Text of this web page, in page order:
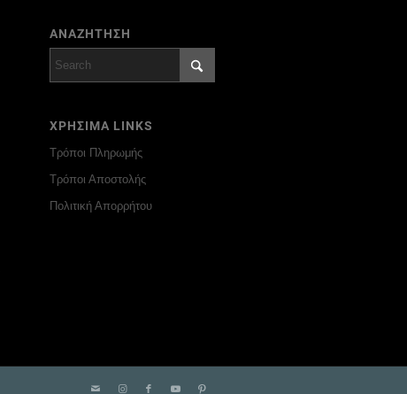
ΑΝΑΖΗΤΗΣΗ
ΧΡΗΣΙΜΑ LINKS
Τρόποι Πληρωμής
Τρόποι Αποστολής
Πολιτική Απορρήτου